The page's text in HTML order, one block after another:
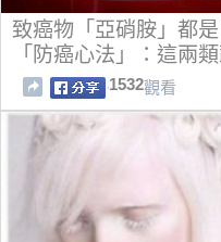
致癌物「亞硝胺」都
「防癌心法」：這兩
星」！
1532觀看